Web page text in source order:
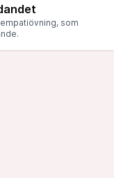
som